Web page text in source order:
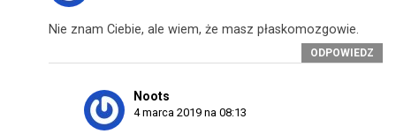
Nie znam Ciebie, ale wiem, że masz płaskomozgowie.
ODPOWIEDZ
Noots
4 marca 2019 na 08:13